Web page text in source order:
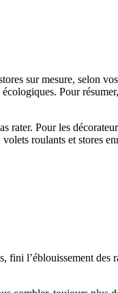
sur mesure, selon
Pour
Pour les
roulants et stores
l’éblouissement